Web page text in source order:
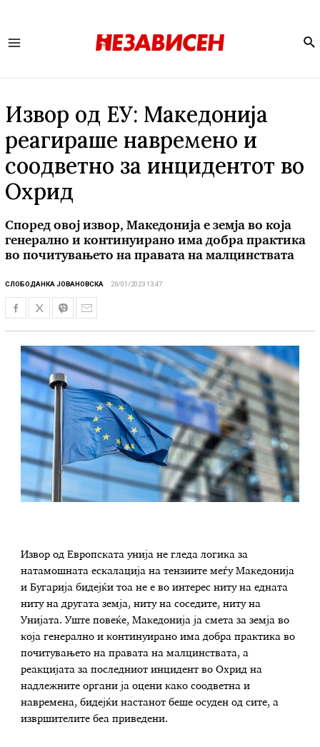
Извор од ЕУ: Македонија
реагираше навремено и
соодветно за инцидентот во
Охрид
Според овој извор, Македонија е земја во која
генерално и континуирано има добра практика
во почитувањето на правата на малцинствата
СЛОБОДАНКА ЈОВАНОВСКА 26/01/2023 13:47
Извор од Европската унија не гледа логика за
натамошната ескалација на тензиите меѓу Македонија
и Бугарија бидејќи тоа не е во интерес ниту на едната
ниту на другата земја, ниту на соседите, ниту на
Унијата. Уште повеќе, Македонија ја смета за земја во
која генерално и континуирано има добра практика во
почитувањето на правата на малцинствата, а
реакцијата за последниот инцидент во Охрид на
надлежните органи ја оцени како соодветна и
навремена, бидејќи настанот беше осуден од сите, а
извршителите беа приведени.